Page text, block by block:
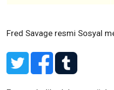
Fred Savage resmi Sosyal